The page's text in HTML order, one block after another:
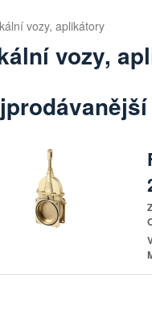
vozy, aplikátory
vozy,